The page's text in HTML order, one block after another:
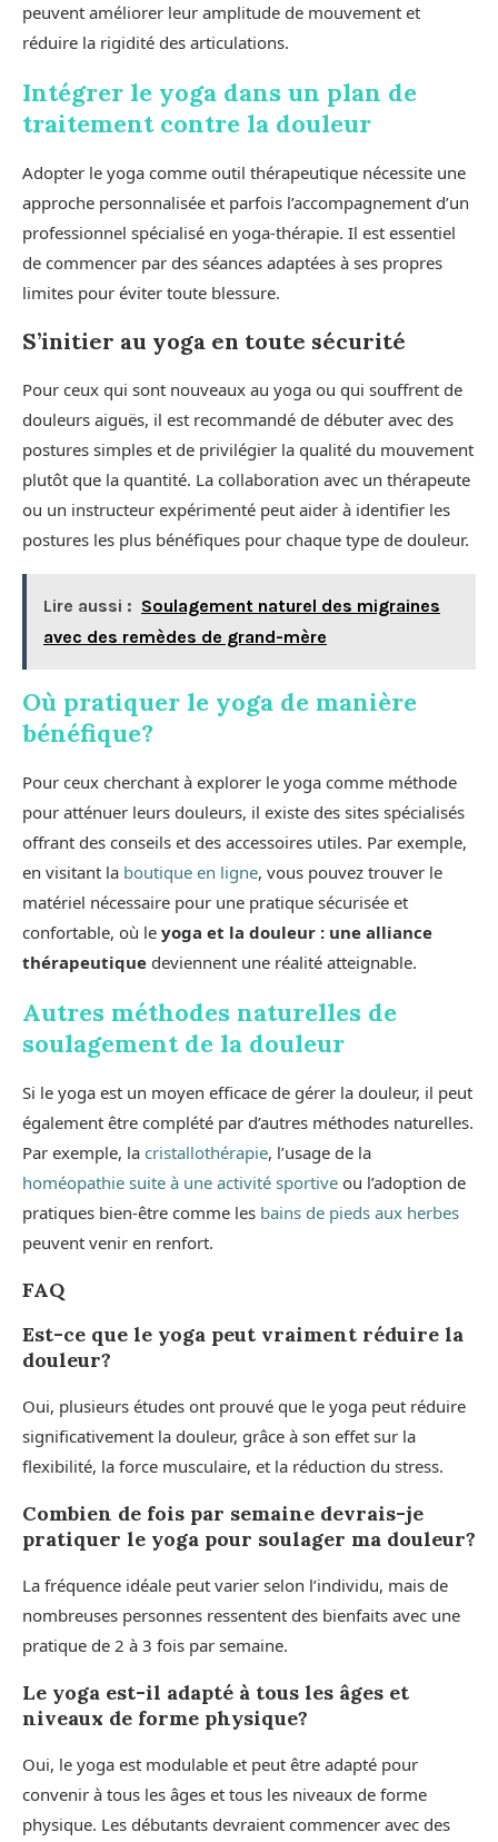
peuvent améliorer leur amplitude de mouvement et
réduire la rigidité des articulations.
Intégrer le yoga dans un plan de
traitement contre la douleur
Adopter le yoga comme outil thérapeutique nécessite une
approche personnalisée et parfois l’accompagnement d’un
professionnel spécialisé en yoga-thérapie. Il est essentiel
de commencer par des séances adaptées à ses propres
limites pour éviter toute blessure.
S’initier au yoga en toute sécurité
Pour ceux qui sont nouveaux au yoga ou qui souffrent de
douleurs aiguës, il est recommandé de débuter avec des
postures simples et de privilégier la qualité du mouvement
plutôt que la quantité. La collaboration avec un thérapeute
ou un instructeur expérimenté peut aider à identifier les
postures les plus bénéfiques pour chaque type de douleur.
Lire aussi : Soulagement naturel des migraines
avec des remèdes de grand-mère
Où pratiquer le yoga de manière
bénéfique?
Pour ceux cherchant à explorer le yoga comme méthode
pour atténuer leurs douleurs, il existe des sites spécialisés
offrant des conseils et des accessoires utiles. Par exemple,
en visitant la boutique en ligne, vous pouvez trouver le
matériel nécessaire pour une pratique sécurisée et
confortable, où le yoga et la douleur : une alliance
thérapeutique deviennent une réalité atteignable.
Autres méthodes naturelles de
soulagement de la douleur
Si le yoga est un moyen efficace de gérer la douleur, il peut
également être complété par d’autres méthodes naturelles.
Par exemple, la cristallothérapie, l’usage de la
homéopathie suite à une activité sportive ou l’adoption de
pratiques bien-être comme les bains de pieds aux herbes
peuvent venir en renfort.
FAQ
Est-ce que le yoga peut vraiment réduire la
douleur?
Oui, plusieurs études ont prouvé que le yoga peut réduire
significativement la douleur, grâce à son effet sur la
flexibilité, la force musculaire, et la réduction du stress.
Combien de fois par semaine devrais-je
pratiquer le yoga pour soulager ma douleur?
La fréquence idéale peut varier selon l’individu, mais de
nombreuses personnes ressentent des bienfaits avec une
pratique de 2 à 3 fois par semaine.
Le yoga est-il adapté à tous les âges et
niveaux de forme physique?
Oui, le yoga est modulable et peut être adapté pour
convenir à tous les âges et tous les niveaux de forme
physique. Les débutants devraient commencer avec des